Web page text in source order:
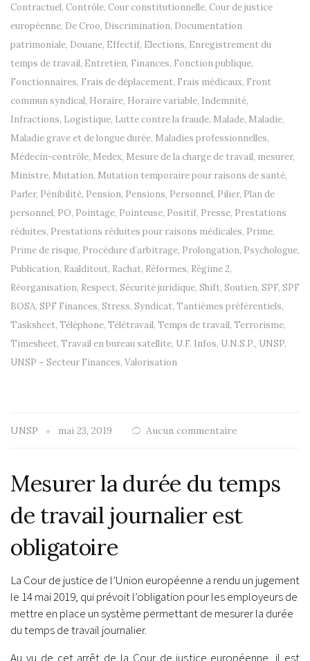
Contractuel, Contrôle, Cour constitutionnelle, Cour de justice
européenne, De Croo, Discrimination, Documentation
patrimoniale, Douane, Effectif, Elections, Enregistrement du
temps de travail, Entretien, Finances, Fonction publique,
Fonctionnaires, Frais de déplacement, Frais médicaux, Front
commun syndical, Horaire, Horaire variable, Indemnité,
Infractions, Logistique, Lutte contre la fraude, Malade, Maladie,
Maladie grave et de longue durée, Maladies professionnelles,
Médecin-contrôle, Medex, Mesure de la charge de travail, mesurer,
Ministre, Mutation, Mutation temporaire pour raisons de santé,
Parler, Pénibilité, Pension, Pensions, Personnel, Pilier, Plan de
personnel, PO, Pointage, Pointeuse, Positif, Presse, Prestations
réduites, Prestations réduites pour raisons médicales, Prime,
Prime de risque, Procédure d’arbitrage, Prolongation, Psychologue,
Publication, Raalditout, Rachat, Réformes, Régime 2,
Réorganisation, Respect, Sécurité juridique, Shift, Soutien, SPF, SPF
BOSA, SPF Finances, Stress, Syndicat, Tantièmes préférentiels,
Tasksheet, Téléphone, Télétravail, Temps de travail, Terrorisme,
Timesheet, Travail en bureau satellite, U.F. Infos, U.N.S.P., UNSP,
UNSP – Secteur Finances, Valorisation
UNSP mai 23, 2019 Aucun commentaire
Mesurer la durée du temps
de travail journalier est
obligatoire
La Cour de justice de l’Union européenne a rendu un jugement
le 14 mai 2019, qui prévoit l’obligation pour les employeurs de
mettre en place un système permettant de mesurer la durée
du temps de travail journalier.
Au vu de cet arrêt de la Cour de justice européenne, il est